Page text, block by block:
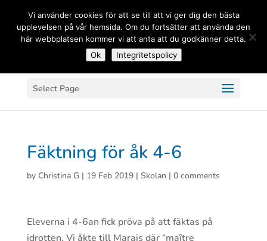
Select Page
Fäktning för åk 4-6
by Christina G | 19 Feb 2019| Skolan | 0 comments
Eleverna i 4-6an fick pröva på att fäktas på
idrotten. Vi åkte till Marais där “maître
Vi använder cookies för att se till att vi ger dig den bästa
upplevelsen på vår hemsida. Om du fortsätter att använda den
här webbplatsen kommer vi att anta att du godkänner detta.
Ok
Integritetspolicy